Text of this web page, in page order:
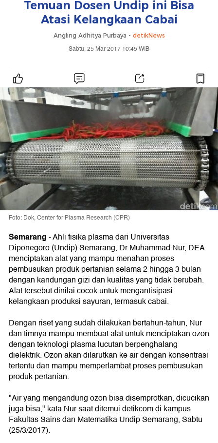
Temuan Dosen Undip ini Bisa
Atasi Kelangkaan Cabai
Angling Adhitya Purbaya - detikNews
Sabtu, 25 Mar 2017 10:45 WIB
Foto: Dok, Center for Plasma Research (CPR)
Semarang-Ahli fisika plasma dari Universitas
Diponegoro (Undip) Semarang, Dr Muhammad Nur, DEA
menciptakan alat yang mampu menahan proses
pembusukan produk pertanian selama 2 hingga 3 bulan
dengan kandungan gizi dan kualitas yang tidak berubah.
Alat tersebut dinilai cocok untuk mengantisipasi
kelangkaan produksi sayuran, termasuk cabai.
Dengan riset yang sudah dilakukan bertahun-tahun, Nur
dan timnya mampu membuat alat untuk menciptakan ozon
dengan teknologi plasma lucutan berpenghalang
dielektrik. Ozon akan dilarutkan ke air dengan konsentrasi
tertentu dan mampu memperlambat proses pembusukan
produk pertanian.
"Air yang mengandung ozon bisa disemprotkan, dicucikan
juga bisa," kata Nur saat ditemui detikcom di kampus
Fakultas Sains dan Matematika Undip Semarang, Sabtu
(25/3/2017).